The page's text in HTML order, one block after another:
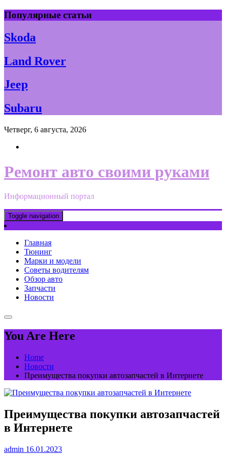
Skip
to
content
Популярные статьи
Skoda
Land Rover
Jeep
Subaru
Четверг, 6 августа, 2026
Ремонт авто своими руками
Информационный портал
Toggle navigation
Главная
Тюнинг
Марки и модели
Советы водителям
Обзор авто
Запчасти
Новости
You Are Here
Home
Новости
Преимущества покупки автозапчастей в Интернете
Преимущества покупки автозапчастей
в Интернете
admin 16.01.2023